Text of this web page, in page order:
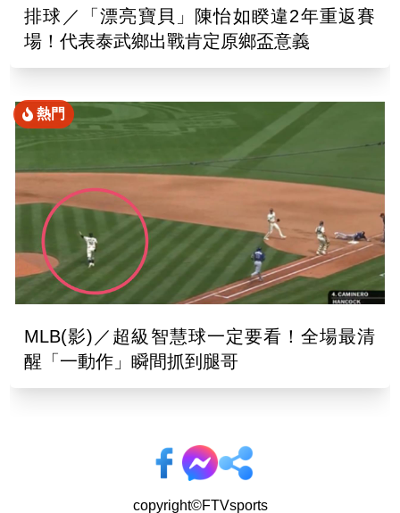
排球／「漂亮寶貝」陳怡如睽違2年重返賽
場！代表泰武鄉出戰肯定原鄉盃意義
熱門
MLB(影)／超級智慧球一定要看！全場最清
醒「一動作」瞬間抓到腿哥
copyright©FTVsports